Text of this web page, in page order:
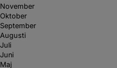
November
Oktober
September
Augusti
Juli
Juni
Maj